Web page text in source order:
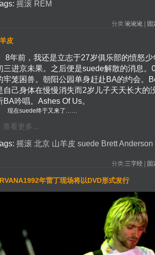
摇滚 REM
分类:讹讹讹| 固
皮
8年前，我还是立志于27岁俱乐部的愤怒
三进京未果。之后便是suede解散的消息。
牢笼困兽。朝阳公园单身赶赴BA的约会。
自己身体在慢慢消失而2岁儿子天天长大的
BA吟唱。 Ashes Of Us。
现在suede终于又来了……
查看更多...
摇滚 北京 山羊皮 suede BrettAnderson
分类:三字经| 固
年雷丁现场将以DVD形式发行